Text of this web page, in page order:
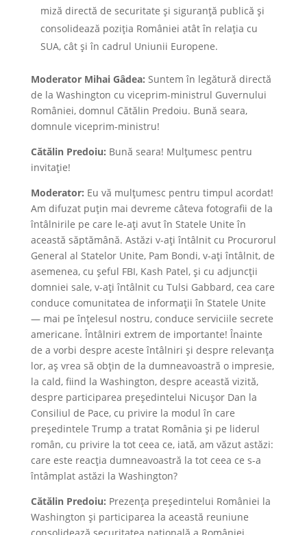
miză directă de securitate și siguranță publică și
consolidează poziția României atât în relația cu
SUA, cât și în cadrul Uniunii Europene.
Moderator Mihai Gâdea: Suntem în legătură directă
de la Washington cu viceprim-ministrul Guvernului
României, domnul Cătălin Predoiu. Bună seara,
domnule viceprim-ministru!
Cătălin Predoiu: Bună seara! Mulțumesc pentru
invitație!
Moderator: Eu vă mulțumesc pentru timpul acordat!
Am difuzat puțin mai devreme câteva fotografii de la
întâlnirile pe care le-ați avut în Statele Unite în
această săptămână. Astăzi v-ați întâlnit cu Procurorul
General al Statelor Unite, Pam Bondi, v-ați întâlnit, de
asemenea, cu șeful FBI, Kash Patel, și cu adjuncții
domniei sale, v-ați întâlnit cu Tulsi Gabbard, cea care
conduce comunitatea de informații în Statele Unite
— mai pe înțelesul nostru, conduce serviciile secrete
americane. Întâlniri extrem de importante! Înainte
de a vorbi despre aceste întâlniri și despre relevanța
lor, aș vrea să obțin de la dumneavoastră o impresie,
la cald, fiind la Washington, despre această vizită,
despre participarea președintelui Nicușor Dan la
Consiliul de Pace, cu privire la modul în care
președintele Trump a tratat România și pe liderul
român, cu privire la tot ceea ce, iată, am văzut astăzi:
care este reacția dumneavoastră la tot ceea ce s-a
întâmplat astăzi la Washington?
Cătălin Predoiu: Prezența președintelui României la
Washington și participarea la această reuniune